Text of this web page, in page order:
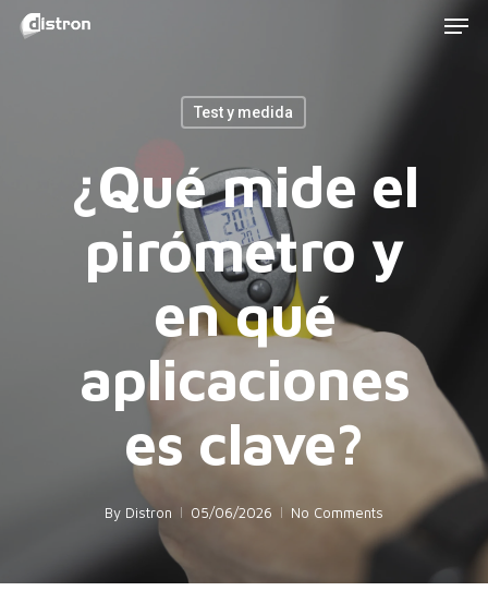
Skip
Test y medida
¿Qué mide el
pirómetro y
en qué
aplicaciones
es clave?
By Distron 05/06/2026 No Comments